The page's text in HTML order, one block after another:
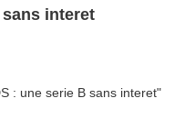
sans interet